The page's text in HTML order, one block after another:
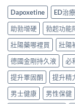
Dapoxetine ED治療
助勃增硬
勃起功能
壯陽藥哪裡買
壯陽
德國金剛持久液
必
提升睪固酮
提升精
男士健康
男性保健